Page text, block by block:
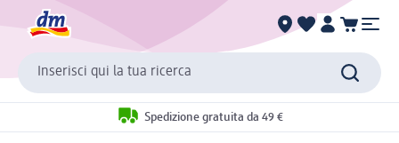
Inserisci qui la tua ricerca
Spedizione gratuita da 49 €